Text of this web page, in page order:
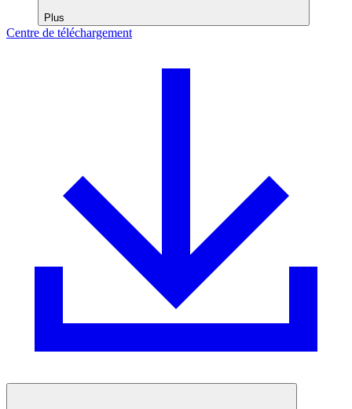
Plus
Centre de téléchargement